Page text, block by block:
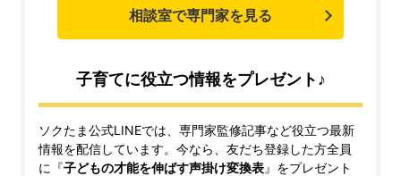
相談室で専門家を見る
子育てに役立つ情報をプレゼント♪
ソクたま公式LINEでは、専門家監修記事など役立つ最新
情報を配信しています。今なら、友だち登録した方全員
に『子どもの才能を伸ばす声掛け変換表』をプレゼント